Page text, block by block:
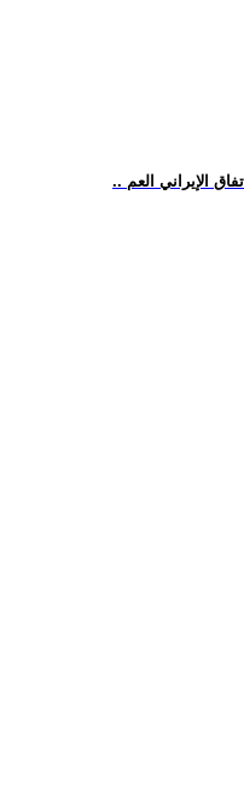
الإيراني العم